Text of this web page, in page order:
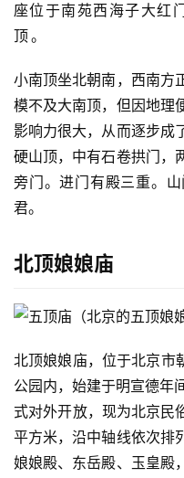
座位于南苑西海子大红
顶。
小南顶坐北朝南，西南方
模不及大南顶，但因地理
影响力很大，从而逐步成
硬山顶，中有石卷拱门，
旁门。进门有殿三重。
君。
北顶娘娘庙
北顶娘娘庙，位于北京市
公园内，始建于明宣德
式对外开放，现为北京民
平方米，沿中轴线依次排
娘娘殿、东岳殿、玉皇殿